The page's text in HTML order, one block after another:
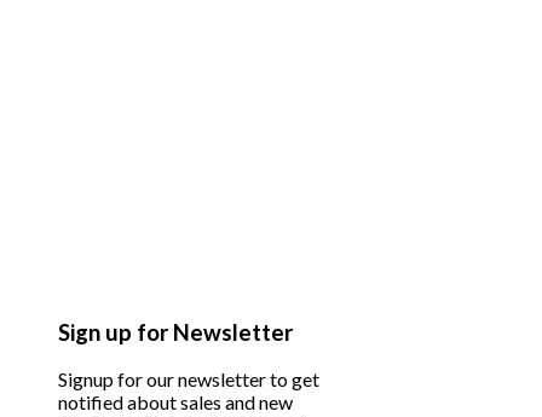
Sign up for Newsletter
Signup for our newsletter to get
notified about sales and new